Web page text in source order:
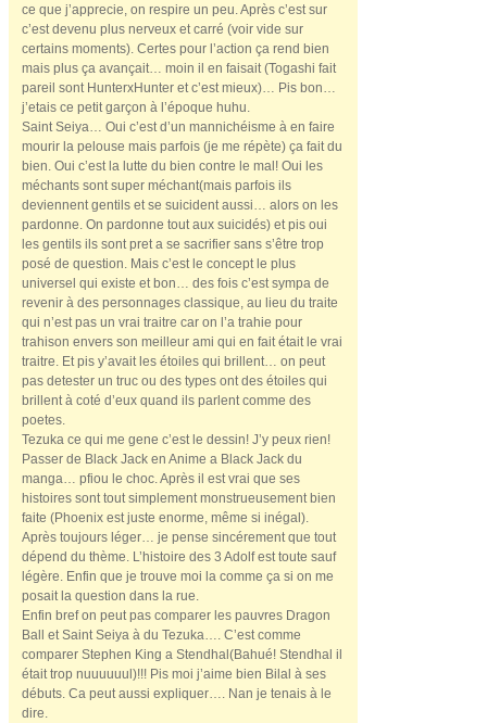
ce que j’apprecie, on respire un peu. Après c’est sur
c’est devenu plus nerveux et carré (voir vide sur
certains moments). Certes pour l’action ça rend bien
mais plus ça avançait… moin il en faisait (Togashi fait
pareil sont HunterxHunter et c’est mieux)… Pis bon…
j’etais ce petit garçon à l’époque huhu.
Saint Seiya… Oui c’est d’un mannichéisme à en faire
mourir la pelouse mais parfois (je me répète) ça fait du
bien. Oui c’est la lutte du bien contre le mal! Oui les
méchants sont super méchant(mais parfois ils
deviennent gentils et se suicident aussi… alors on les
pardonne. On pardonne tout aux suicidés) et pis oui
les gentils ils sont pret a se sacrifier sans s’être trop
posé de question. Mais c’est le concept le plus
universel qui existe et bon… des fois c’est sympa de
revenir à des personnages classique, au lieu du traite
qui n’est pas un vrai traitre car on l’a trahie pour
trahison envers son meilleur ami qui en fait était le vrai
traitre. Et pis y’avait les étoiles qui brillent… on peut
pas detester un truc ou des types ont des étoiles qui
brillent à coté d’eux quand ils parlent comme des
poetes.
Tezuka ce qui me gene c’est le dessin! J’y peux rien!
Passer de Black Jack en Anime a Black Jack du
manga… pfiou le choc. Après il est vrai que ses
histoires sont tout simplement monstrueusement bien
faite (Phoenix est juste enorme, même si inégal).
Après toujours léger… je pense sincérement que tout
dépend du thème. L’histoire des 3 Adolf est toute sauf
légère. Enfin que je trouve moi la comme ça si on me
posait la question dans la rue.
Enfin bref on peut pas comparer les pauvres Dragon
Ball et Saint Seiya à du Tezuka…. C’est comme
comparer Stephen King a Stendhal(Bahué! Stendhal il
était trop nuuuuuul)!!! Pis moi j’aime bien Bilal à ses
débuts. Ca peut aussi expliquer…. Nan je tenais à le
dire.